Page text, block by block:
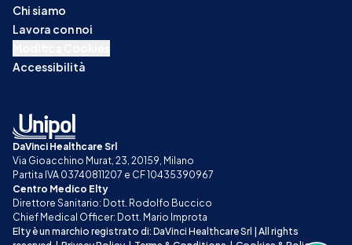
Chi siamo
Lavora con noi
Accessibilità
DaVinci Healthcare Srl
Via Gioacchino Murat, 23, 20159, Milano
Partita IVA 03740811207 e CF 10435390967
Centro Medico Elty
Direttore Sanitario: Dott. Rodolfo Buccico
Chief Medical Officer: Dott. Mario Improta
Elty è un marchio registrato di: DaVinci Healthcare Srl | All rights